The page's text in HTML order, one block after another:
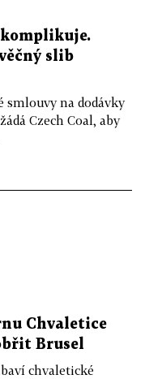
komplikuje.
slib
smlouvy na dodávky
Czech Coal, aby
Chvaletice
Brusel
chvaletické